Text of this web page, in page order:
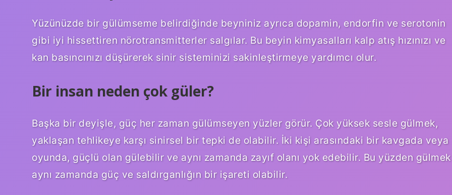
Yüzünüzde bir gülümseme belirdiğinde beyniniz ayrıca dopamin, endorfin ve serotonin
gibi iyi hissettiren nörotransmitterler salgılar. Bu beyin kimyasalları kalp atış hızınızı ve
kan basıncınızı düşürerek sinir sisteminizi sakinleştirmeye yardımcı olur.
Bir insan neden çok güler?
Başka bir deyişle, güç her zaman gülümseyen yüzler görür. Çok yüksek sesle gülmek,
yaklaşan tehlikeye karşı sinirsel bir tepki de olabilir. İki kişi arasındaki bir kavgada veya
oyunda, güçlü olan gülebilir ve aynı zamanda zayıf olanı yok edebilir. Bu yüzden gülmek
aynı zamanda güç ve saldırganlığın bir işareti olabilir.